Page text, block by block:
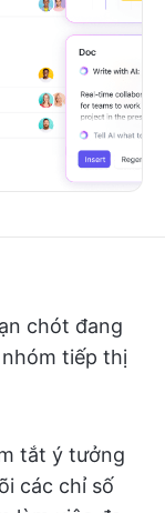
chót đang
tiếp thị
tắt ý tưởng
các chỉ số